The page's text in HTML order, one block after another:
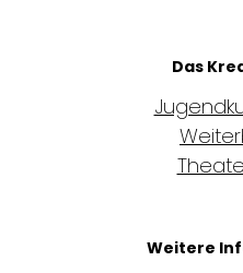
Das
Weitere